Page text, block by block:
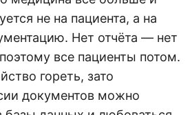
не на пациента, а на
Нет отчёта — нет
все пациенты потом.
гореть, зато
документов можно